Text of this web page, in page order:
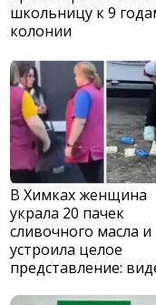
школьницу к 9
колонии
В Химках женщина
украла 20 пачек
сливочного масла и
устроила целое
представление: